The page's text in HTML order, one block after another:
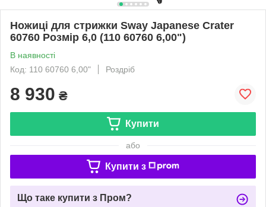
Ножиці для стрижки Sway Japanese Crater
60760 Розмір 6,0 (110 60760 6,00")
В наявності
Код: 110 60760 6,00"
Роздріб
8 930 ₴
Купити
або
Купити з
Що таке купити з Пром?